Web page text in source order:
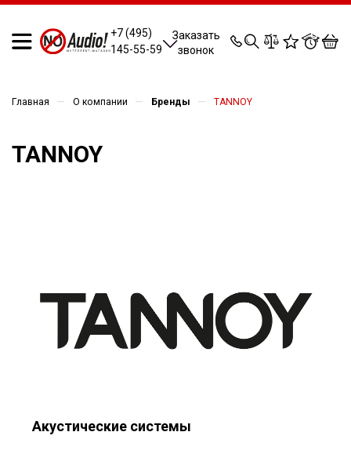
+7 (495)
145-55-59
Заказать
звонок
0 0 0 0
Главная — О компании — Бренды — TANNOY
TANNOY
Акустические системы